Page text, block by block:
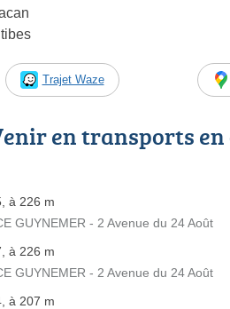
Trajet Waze
en transports en
à 226 m
GUYNEMER - 2 Avenue du 24 Août
à 226 m
GUYNEMER - 2 Avenue du 24 Août
à 207 m